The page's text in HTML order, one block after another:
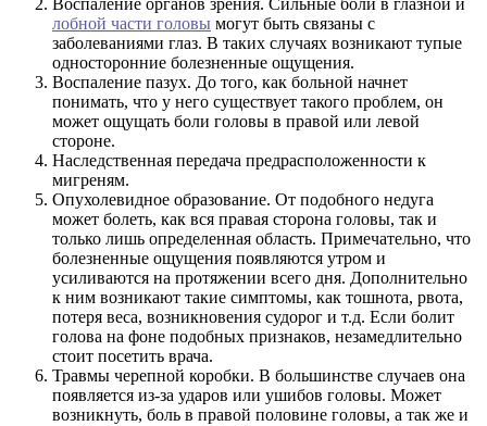
лобной части головы могут быть связаны с
заболеваниями глаз. В таких случаях возникают тупые
односторонние болезненные ощущения.
Воспаление пазух. До того, как больной начнет
понимать, что у него существует такого проблем, он
может ощущать боли головы в правой или левой
стороне.
Наследственная передача предрасположенности к
мигреням.
Опухолевидное образование. От подобного недуга
может болеть, как вся правая сторона головы, так и
только лишь определенная область. Примечательно, что
болезненные ощущения появляются утром и
усиливаются на протяжении всего дня. Дополнительно
к ним возникают такие симптомы, как тошнота, рвота,
потеря веса, возникновения судорог и т.д. Если болит
голова на фоне подобных признаков, незамедлительно
стоит посетить врача.
Травмы черепной коробки. В большинстве случаев она
появляется из-за ударов или ушибов головы. Может
возникнуть, боль в правой половине головы, а так же и